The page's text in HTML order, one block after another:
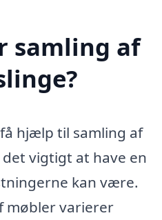
samling af
hjælp til samling af
vigtigt at have en
kan være.
møbler varierer